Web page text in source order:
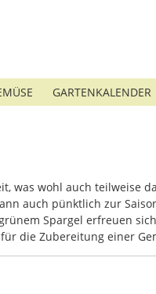
GARTENKALENDER
was wohl auch teilweise
auch pünktlich zur
Spargel erfreuen
die Zubereitung einer